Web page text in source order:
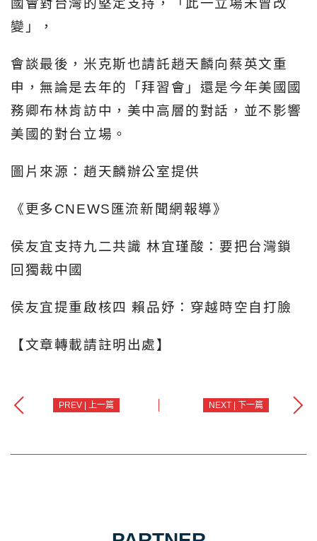
國會對台灣的堅定支持，「此一立場未曾改
變」，
會談最後，米克斯也請託趙天麟向蔡英文重
申，無論是去年的「拜習會」還是今年美國國
務卿布林肯訪中，美中高層的對話，並不影響
美國的對台立場。
圖片來源：趙天麟辦公室提供
《更多CNEWS匯流新聞網報導》
侯友宜支持九二共識 林宜瑾酸：要把台灣鎖
回獨裁中國
侯友宜提重啟核四 賴品妤：穿越時空自打臉
【文章轉載請註明出處】
PREV | 上一篇 NEXT | 下一篇